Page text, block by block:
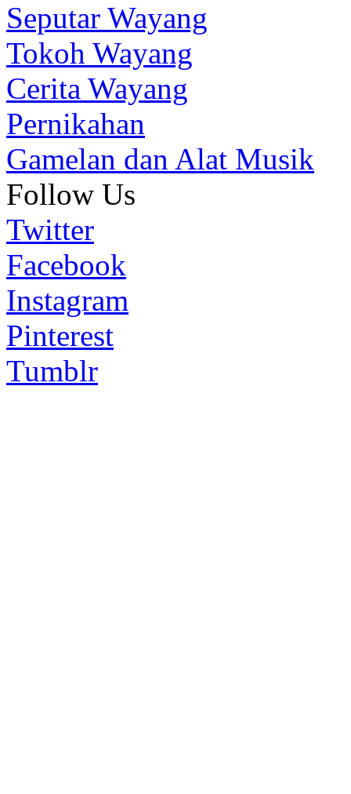
Seputar Wayang
Tokoh Wayang
Cerita Wayang
Pernikahan
Gamelan dan Alat Musik
Follow Us
Twitter
Facebook
Instagram
Pinterest
Tumblr